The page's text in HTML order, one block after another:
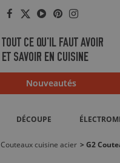
Facebook
Twitter
YouTube
Pinterest
Instagram
TOUT CE QU'IL FAUT AVOIR
ET SAVOIR EN CUISINE
Nouveautés
DÉCOUPE
Couteaux cuisine acier > G2